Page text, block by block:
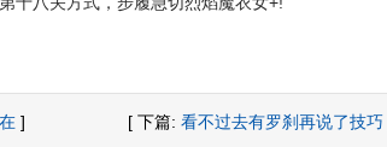
] [ 下篇: 看不过去有罗刹再说了技巧